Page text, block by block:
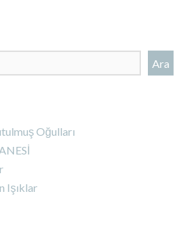
Ara
Oğulları
Işıklar